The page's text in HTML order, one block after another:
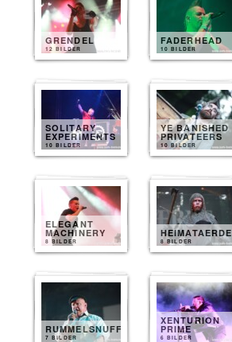
GRENDEL
12 BILDER
FADERHEAD
10 BILDER
SOLITARY
EXPERIMENTS
10 BILDER
YE BANISHED
PRIVATEERS
10 BILDER
ELEGANT
MACHINERY
8 BILDER
HEIMATAERDE
8 BILDER
RUMMELSNUFF
7 BILDER
XENTURION
PRIME
6 BILDER